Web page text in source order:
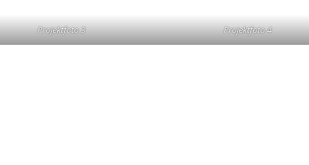
Projektfoto 3 Projektfoto 4